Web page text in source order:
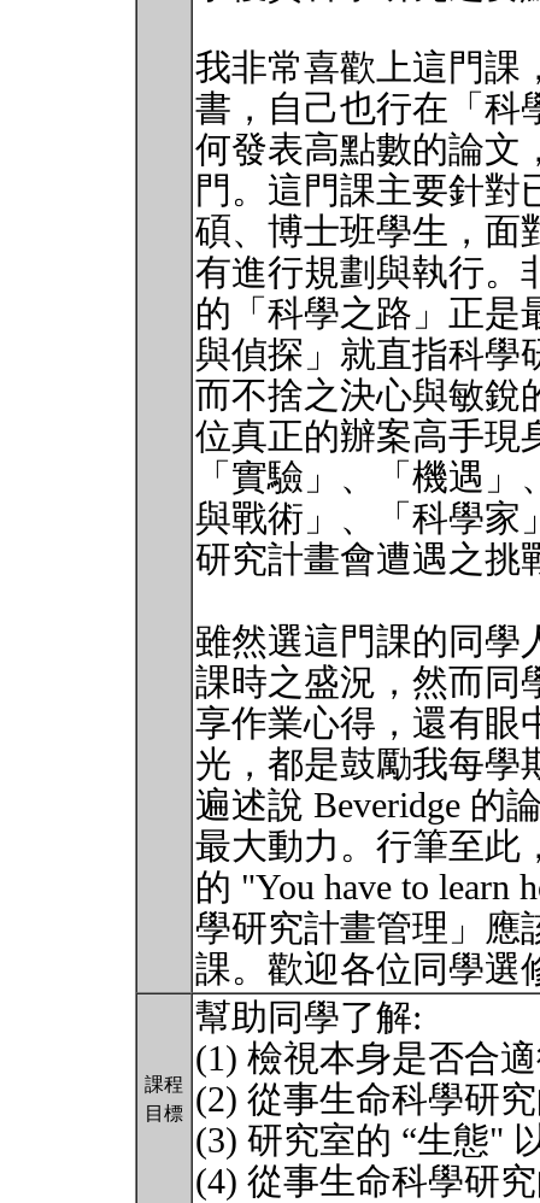
我非常喜歡上這門課
書，自己也行在「科
何發表高點數的論文
門。這門課主要針對
碩、博士班學生，面
有進行規劃與執行。
的「科學之路」正是
與偵探」就直指科學
而不捨之決心與敏銳
位真正的辦案高手現
「實驗」、「機遇
與戰術」、「科學家
研究計畫會遭遇之挑
雖然選這門課的同學
課時之盛況，然而同
享作業心得，還有眼
光，都是鼓勵我每學
遍述說 Beveridge 的
最大動力。行筆至此
的 "You have to learn
學研究計畫管理」應
課。歡迎各位同學
課程
目標
幫助同學了解:
(1) 檢視本身是否合
(2) 從事生命科學研
(3) 研究室的 “生態"
(4) 從事生命科學研